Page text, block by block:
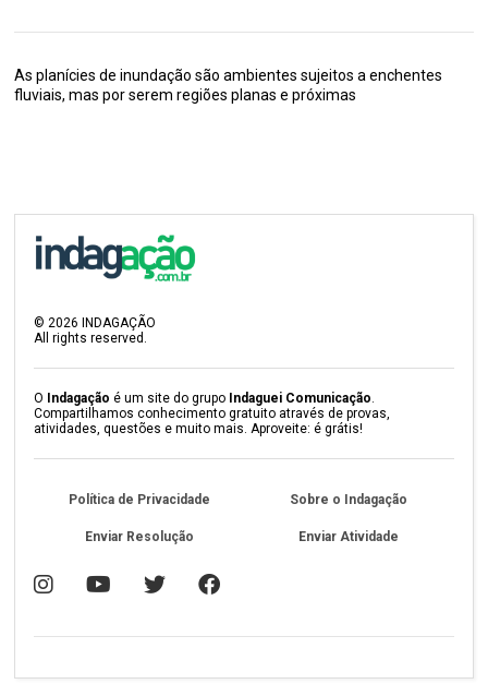
As planícies de inundação são ambientes sujeitos a enchentes
fluviais, mas por serem regiões planas e próximas
©2026 INDAGAÇÃO
All rights reserved.
O Indagação é um site do grupo Indaguei Comunicação.
Compartilhamos conhecimento gratuito através de provas,
atividades, questões e muito mais. Aproveite: é grátis!
Política de Privacidade Sobre o Indagação
Enviar Resolução Enviar Atividade